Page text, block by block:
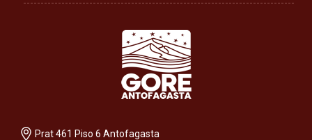
Prat 461 Piso 6 Antofagasta